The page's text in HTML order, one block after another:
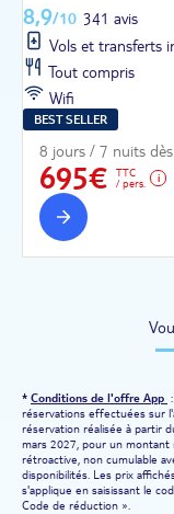
8,9/10 341 avis
Vols et transferts
Tout compris
Wifi
BEST SELLER
8 jours / 7 nuits dès
695€
TTC
/ pers.
* Conditions de l'offre App
réservations effectuées sur
réservation réalisée à partir
mars 2027, pour un montant
rétroactive, non cumulable
disponibilités. Les prix
s'applique en saisissant le
Code de réduction ».